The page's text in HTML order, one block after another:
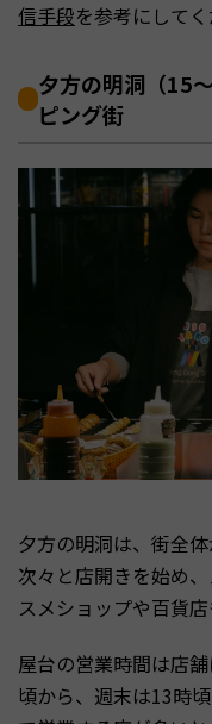
信手段を参考にしてく
夕方の明洞（15
ピング街
夕方の明洞は、街全
次々と店開きを始め
スメショップや百貨
屋台の営業時間は店
頃から、週末は13時